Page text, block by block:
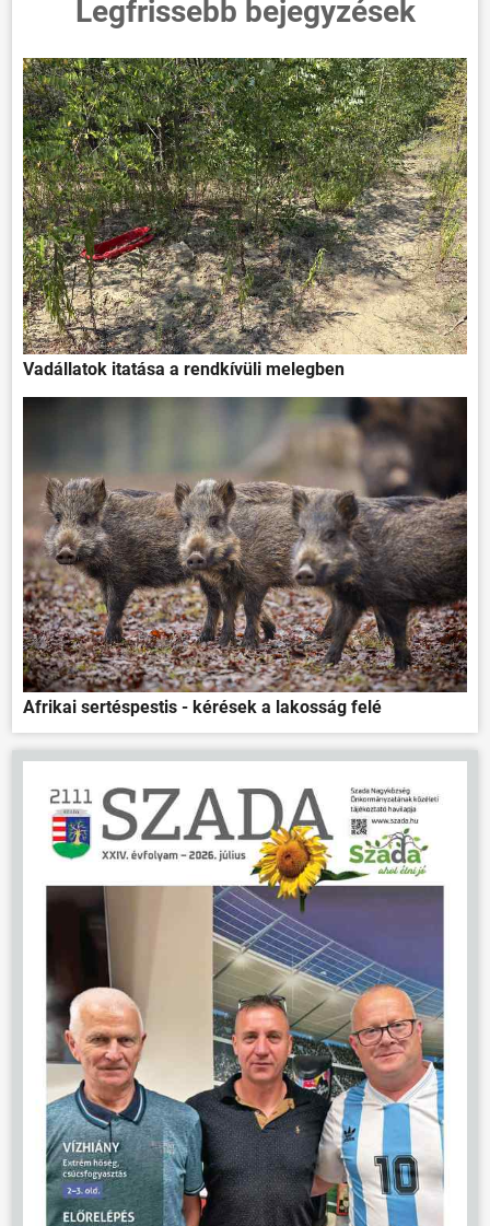
Legfrissebb bejegyzések
Vadállatok itatása a rendkívüli melegben
Afrikai sertéspestis - kérések a lakosság felé